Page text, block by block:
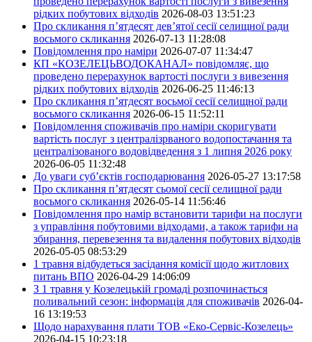
рідких побутових відходів 2026-08-03 13:51:23
Про скликання п’ятдесят дев’ятої сесії селищної ради
восьмого скликання 2026-07-13 11:28:08
Повідомлення про наміри 2026-07-07 11:34:47
КП «КОЗЕЛЕЦЬВОДОКАНАЛ» повідомляє, що
проведено перерахунок вартості послуги з вивезення
рідких побутових відходів 2026-06-25 11:46:13
Про скликання п’ятдесят восьмої сесії селищної ради
восьмого скликання 2026-06-15 11:52:11
Повідомлення споживачів про наміри скоригувати
вартість послуг з централізрваного водопостачання та
централізованого водовідведення з 1 липня 2026 року
2026-06-05 11:32:48
До уваги суб’єктів господарювання 2026-05-27 13:17:58
Про скликання п’ятдесят сьомої сесії селищної ради
восьмого скликання 2026-05-14 11:56:46
Повідомлення про намір встановити тарифи на послуги
з управління побутовими відходами, а також тарифи на
збирання, перевезення та видалення побутових відходів
2026-05-05 08:53:29
1 травня відбудеться засідання комісії щодо житлових
питань ВПО 2026-04-29 14:06:09
З 1 травня у Козелецькій громаді розпочинається
поливальний сезон: інформація для споживачів 2026-04-
16 13:19:53
Щодо нарахування плати ТОВ «Еко-Сервіс-Козелець»
2026-04-15 10:23:18